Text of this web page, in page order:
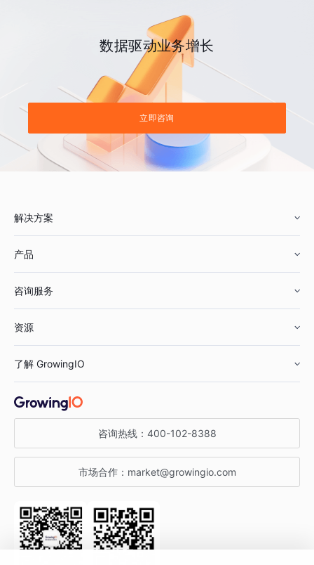
数据驱动业务增长
立即咨询
解决方案
鞋服行业
汽车行业
金融行业
产品
智能运营
获客分析
咨询服务
资源
增长公开课
增长博客
开发者文档
SDK 文档
了解 GrowingIO
关于 GrowingIO
增长大会
行业活动
咨询热线： 400-102-8388
市场合作： market@growingio.com